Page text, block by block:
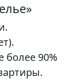
более 90%